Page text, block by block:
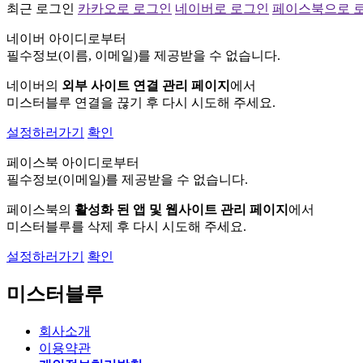
최근 로그인 카카오로 로그인 네이버로 로그인 페이스북으로
네이버 아이디로부터
필수정보(이름, 이메일)를 제공받을 수 없습니다.
네이버의 외부 사이트 연결 관리 페이지 에서
미스터블루 연결을 끊기 후 다시 시도해 주세요.
설정하러가기 확인
페이스북 아이디로부터
필수정보(이메일)를 제공받을 수 없습니다.
페이스북의 활성화 된 앱 및 웹사이트 관리 페이지 에서
미스터블루를 삭제 후 다시 시도해 주세요.
설정하러가기 확인
미스터블루
회사소개
이용약관